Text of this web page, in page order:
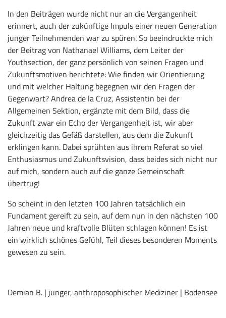
In den Beiträgen wurde nicht nur an die Vergangenheit
erinnert, auch der zukünftige Impuls einer neuen Generation
junger Teilnehmenden war zu spüren. So beeindruckte mich
der Beitrag von Nathanael Williams, dem Leiter der
Youthsection, der ganz persönlich von seinen Fragen und
Zukunftsmotiven berichtete: Wie finden wir Orientierung
und mit welcher Haltung begegnen wir den Fragen der
Gegenwart? Andrea de la Cruz, Assistentin bei der
Allgemeinen Sektion, ergänzte mit dem Bild, dass die
Zukunft zwar ein Echo der Vergangenheit ist, wir aber
gleichzeitig das Gefäß darstellen, aus dem die Zukunft
erklingen kann. Dabei sprühten aus ihrem Referat so viel
Enthusiasmus und Zukunftsvision, dass beides sich nicht nur
auf mich, sondern auch auf die ganze Gemeinschaft
übertrug!
So scheint in den letzten 100 Jahren tatsächlich ein
Fundament gereift zu sein, auf dem nun in den nächsten 100
Jahren neue und kraftvolle Blüten schlagen können! Es ist
ein wirklich schönes Gefühl, Teil dieses besonderen Moments
gewesen zu sein.
Demian B. | junger, anthroposophischer Mediziner | Bodensee